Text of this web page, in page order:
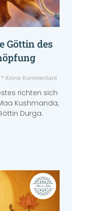
Göttin des
Keine Kommentare
richten sich
Kushmanda,
Durga.